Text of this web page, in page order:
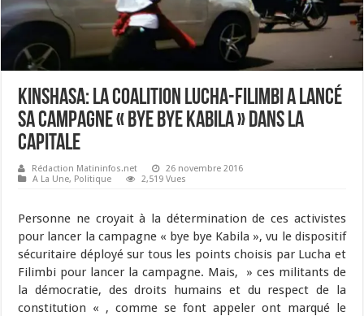
Kinshasa: La coalition lucha-Filimbi a lancé
sa campagne « bye bye Kabila » dans la
capitale
Rédaction Matininfos.net
26 novembre 2016
A La Une, Politique 2,519 Vues
Personne ne croyait à la détermination de ces activistes
pour lancer la campagne « bye bye Kabila », vu le dispositif
sécuritaire déployé sur tous les points choisis par Lucha et
Filimbi pour lancer la campagne. Mais, » ces militants de
la démocratie, des droits humains et du respect de la
constitution « , comme se font appeler ont marqué le